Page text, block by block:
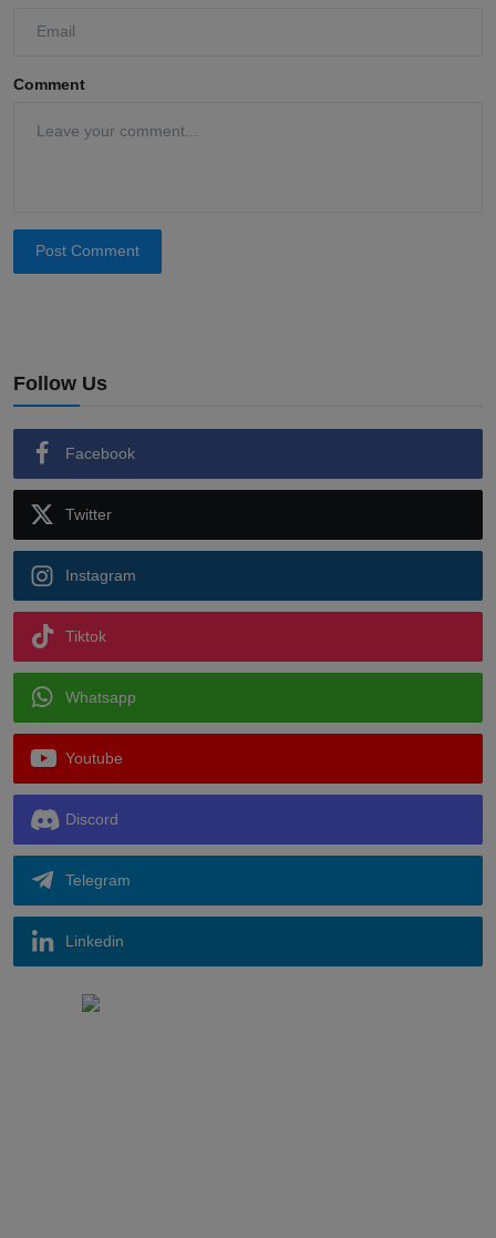
Comment
Post Comment
Follow Us
Facebook
Twitter
Instagram
Tiktok
Whatsapp
Youtube
Discord
Telegram
Linkedin